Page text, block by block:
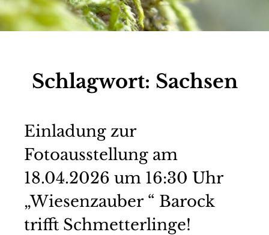
Schlagwort: Sachsen
Einladung zur
Fotoausstellung am
18.04.2026 um 16:30 Uhr
„Wiesenzauber “ Barock
trifft Schmetterlinge!